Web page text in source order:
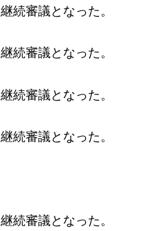
継続審議となった。
続審議となった。
続審議となった。
続審議となった。
続審議となった。